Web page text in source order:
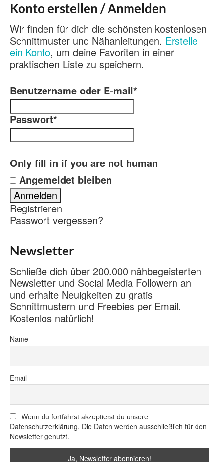
Konto erstellen / Anmelden
Wir finden für dich die schönsten kostenlosen
Schnittmuster und Nähanleitungen. Erstelle
ein Konto, um deine Favoriten in einer
praktischen Liste zu speichern.
Benutzername oder E-mail*
Passwort*
Only fill in if you are not human
Angemeldet bleiben
Registrieren
Passwort vergessen?
Newsletter
Schließe dich über 200.000 nähbegeisterten
Newsletter und Social Media Followern an
und erhalte Neuigkeiten zu gratis
Schnittmustern und Freebies per Email.
Kostenlos natürlich!
Name
Email
Wenn du fortfährst akzeptierst du unsere
Datenschutzerklärung. Die Daten werden ausschließlich für den
Newsletter genutzt.